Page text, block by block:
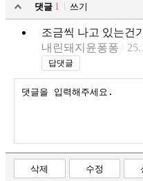
댓글 1
쓰기
조금씩 나고 있는건
내린돼지윤퐁퐁
답댓글
삭제 수정